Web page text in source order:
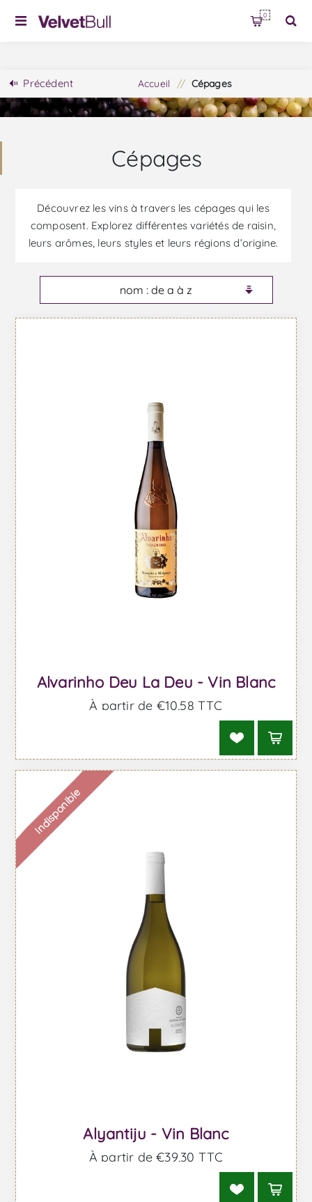
0
Précédent Accueil / Cépages
Cépages
Découvrez les vins à travers les cépages qui les
composent. Explorez différentes variétés de raisin,
leurs arômes, leurs styles et leurs régions d’origine.
Alvarinho Deu La Deu - Vin Blanc
À partir de €10,58 TTC
Indisponible
Alyantiju - Vin Blanc
À partir de €39,30 TTC